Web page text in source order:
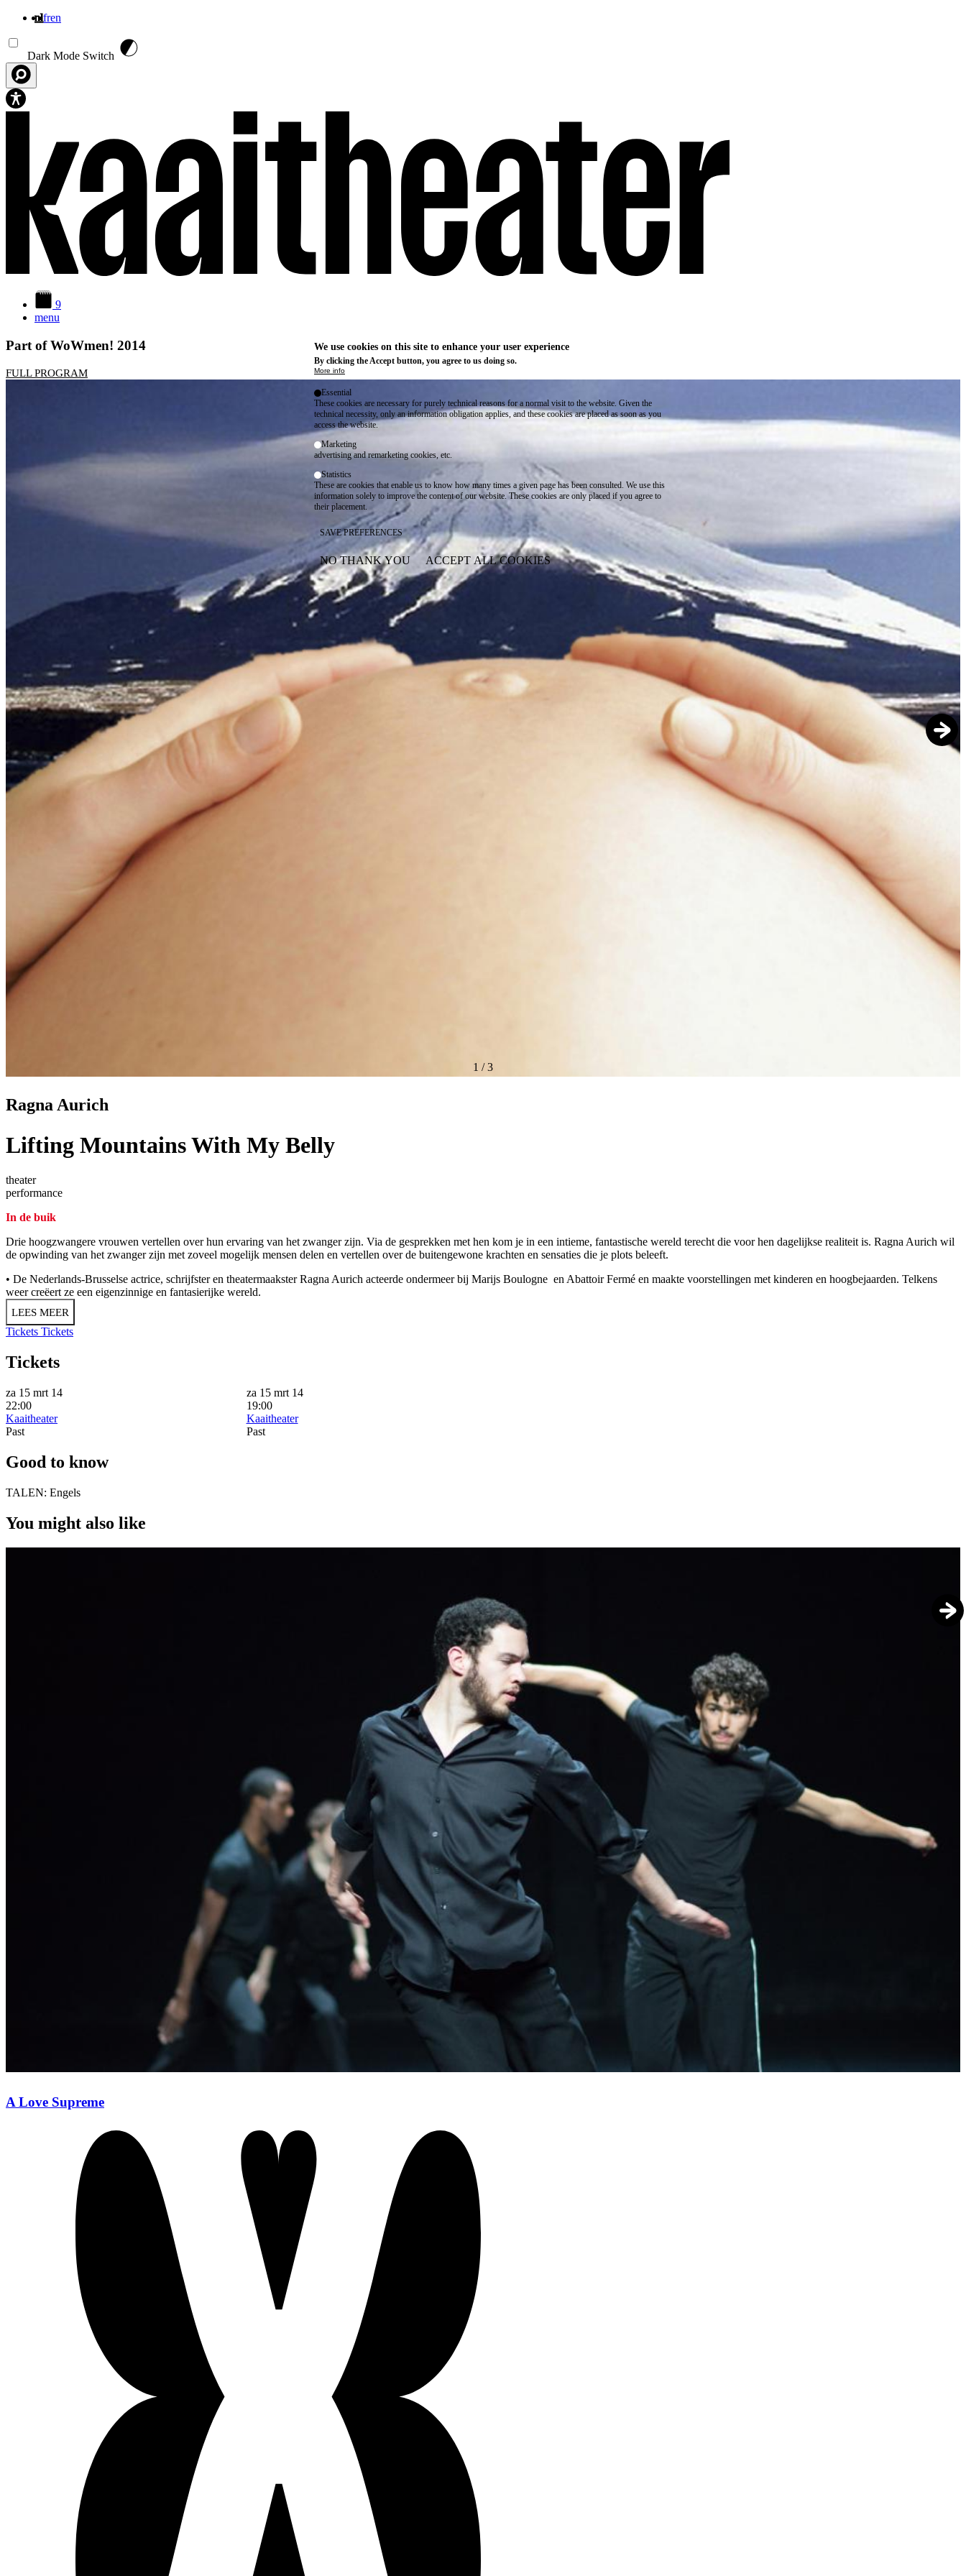
nlfren
Dark Mode Switch
9
menu
Part of WoWmen! 2014
FULL PROGRAM
1 /3
Ragna Aurich
Lifting Mountains With My Belly
theater
performance
In de buik
Drie hoogzwangere vrouwen vertellen over hun ervaring van het zwanger zijn. Via de gesprekken met hen kom je in een intieme, fantastische wereld terecht die voor hen dagelijkse realiteit is. Ragna Aurich wil
de opwinding van het zwanger zijn met zoveel mogelijk mensen delen en vertellen over de buitengewone krachten en sensaties die je plots beleeft.
• De Nederlands-Brusselse actrice, schrijfster en theatermaakster Ragna Aurich acteerde ondermeer bij Marijs Boulogne en Abattoir Fermé en maakte voorstellingen met kinderen en hoogbejaarden. Telkens
weer creëert ze een eigenzinnige en fantasierijke wereld.
LEES MEER
Tickets Tickets
Tickets
za 15 mrt 14
22:00
Kaaitheater
Past
za 15 mrt 14
19:00
Kaaitheater
Past
Good to know
TALEN: Engels
You might also like
A Love Supreme
We use cookies on this site to enhance your user experience
By clicking the Accept button, you agree to us doing so.
More info
Essential
These cookies are necessary for purely technical reasons for a normal visit to the website. Given the
technical necessity, only an information obligation applies, and these cookies are placed as soon as you
access the website.
Marketing
advertising and remarketing cookies, etc.
Statistics
These are cookies that enable us to know how many times a given page has been consulted. We use this
information solely to improve the content of our website. These cookies are only placed if you agree to
their placement.
SAVE PREFERENCES
NO THANK YOU ACCEPT ALL COOKIES
WITHDRAW CONSENT